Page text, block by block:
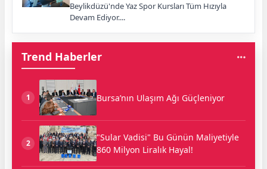
Beylikdüzü'nde Yaz Spor Kursları Tüm Hızıyla
Devam Ediyor....
Trend Haberler
1 Bursa’nın Ulaşım Ağı Güçleniyor
2
"Sular Vadisi" Bu Günün Maliyetiyle
860 Milyon Liralık Hayal!